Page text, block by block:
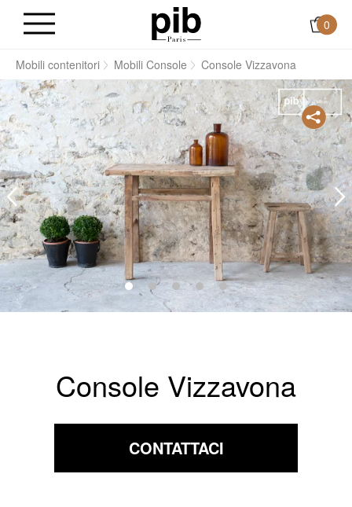
0
Mobili contenitori Mobili Console Console Vizzavona
Console Vizzavona
CONTATTACI